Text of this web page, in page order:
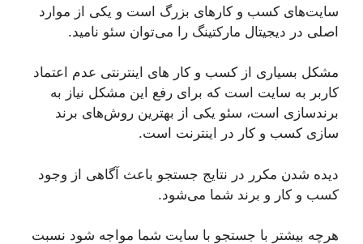
سایت‌های کسب و کار‌های بزرگ است و یکی از موارد
اصلی در دیجیتال مارکتینگ را می‌توان سئو نامید.
مشکل بسیاری از کسب و کار های اینترنتی عدم اعتماد
کاربر به سایت است که برای رفع این مشکل نیاز به
برندسازی است، سئو یکی از بهترین روش‌های برند
سازی کسب و کار در اینترنت است.
دیده شدن مکرر در نتایج جستجو باعث آگاهی از وجود
کسب و کار و برند شما می‌شود.
هرچه بیشتر با جستجو با سایت شما مواجه شود نسبت